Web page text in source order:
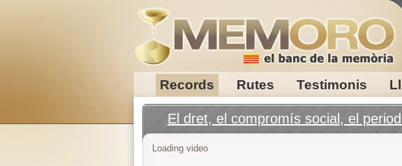
Records Rutes Testimonis
El dret, el compromís social, el
Loading video